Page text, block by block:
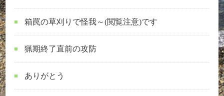
箱罠の草刈りで怪我～(閲覧注意)です
猟期終了直前の攻防
ありがとう